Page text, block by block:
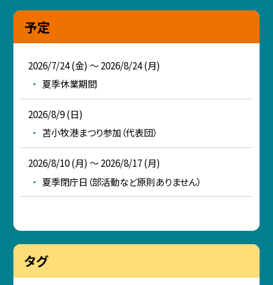
予定
2026/7/24 (金) ～ 2026/8/24 (月)
夏季休業期間
2026/8/9 (日)
苫小牧港まつり参加（代表団）
2026/8/10 (月) ～ 2026/8/17 (月)
夏季閉庁日（部活動など原則ありません）
タグ